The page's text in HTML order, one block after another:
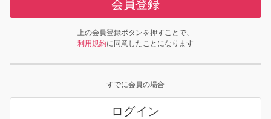
会員登録
上の会員登録ボタンを押すことで、
利用規約に同意したことになります
すでに会員の場合
ログイン